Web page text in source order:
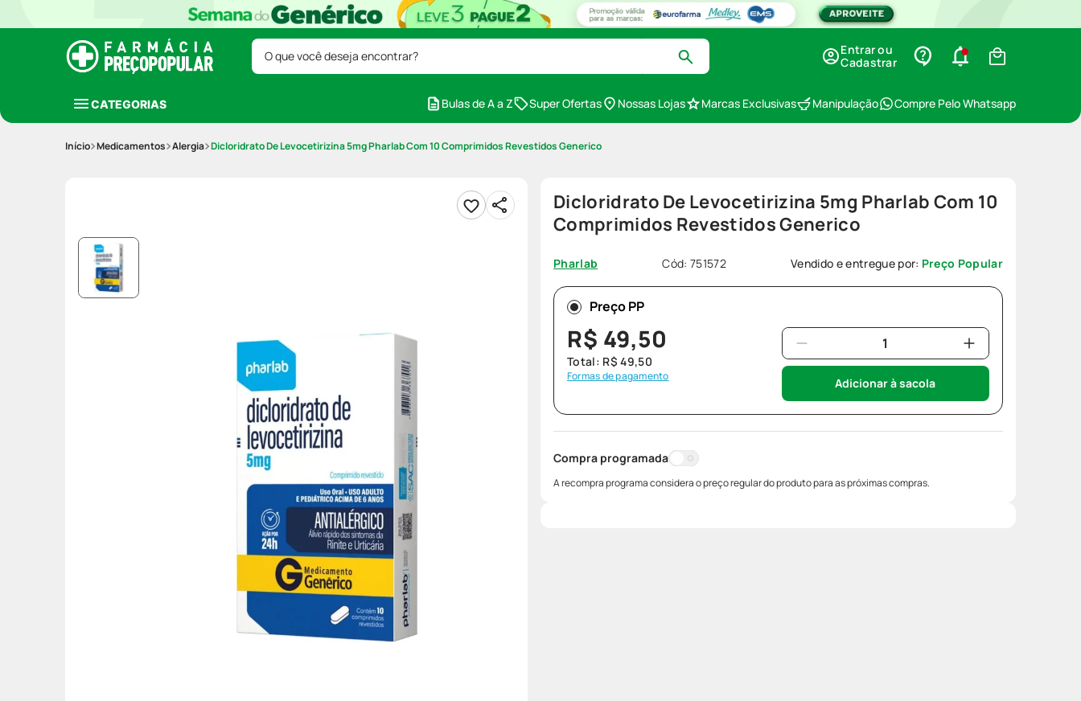
O que você deseja encontrar?
Entrar ou
Cadastrar
CATEGORIAS Bulas de A a Z Super Ofertas Nossas Lojas Marcas Exclusivas Manipulação Compre Pelo Whatsapp
Medicamentos Alergia Dicloridrato De Levocetirizina 5mg Pharlab Com 10 Comprimidos Revestidos Generico
Dicloridrato De Levocetirizina 5mg Pharlab Com 10
Comprimidos Revestidos Generico
Pharlab Cód:751572 Vendido e entregue por: Preço Popular
Preço PP
R$ 49,50
Total: R$ 49,50
Formas de pagamento Adicionar à sacola
Compra programada
A recompra programa considera o preço regular do produto para as próximas compras.